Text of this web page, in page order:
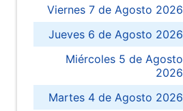
Viernes 7 de Agosto 2026
Jueves 6 de Agosto 2026
Miércoles 5 de Agosto
2026
Martes 4 de Agosto 2026